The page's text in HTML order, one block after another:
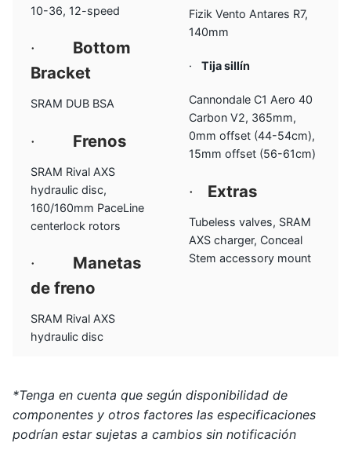
10-36, 12-speed
· Bottom
Bracket
SRAM DUB BSA
· Frenos
SRAM Rival AXS
hydraulic disc,
160/160mm PaceLine
centerlock rotors
· Manetas
de freno
SRAM Rival AXS
hydraulic disc
Fizik Vento Antares R7,
140mm
·Tija sillín
Cannondale C1 Aero 40
Carbon V2, 365mm,
0mm offset (44-54cm),
15mm offset (56-61cm)
· Extras
Tubeless valves, SRAM
AXS charger, Conceal
Stem accessory mount
*Tenga en cuenta que según disponibilidad de
componentes y otros factores las especificaciones
podrían estar sujetas a cambios sin notificación